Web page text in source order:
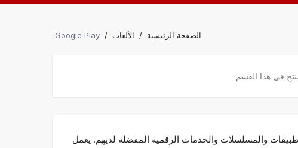
الصفحة الرئيسية / الألعاب /
Google Play
في هذا القسم.
والمسلسلات والخدمات الرقمية المفضلة لديهم. يعمل